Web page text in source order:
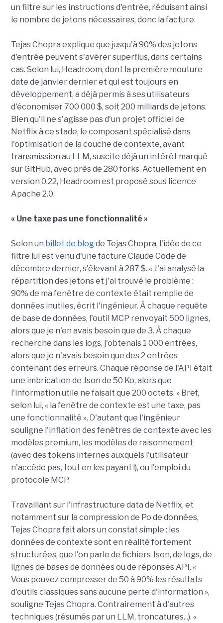
un filtre sur les instructions d'entrée, réduisant ainsi
le nombre de jetons nécessaires, donc la facture.
Tejas Chopra explique que jusqu'à 90% des jetons
d'entrée peuvent s'avérer superflus, dans certains
cas. Selon lui, Headroom, dont la première mouture
date de janvier dernier et qui est toujours en
développement, a déjà permis à ses utilisateurs
d'économiser 700 000 $, soit 200 milliards de jetons.
Bien qu'il ne s'agisse pas d'un projet officiel de
Netflix à ce stade, le composant spécialisé dans
l'optimisation de la couche de contexte, avant
transmission au LLM, suscite déjà un intérêt marqué
sur GitHub, avec près de 280 forks. Actuellement en
version 0.22, Headroom est proposé sous licence
Apache 2.0.
« Une taxe pas une fonctionnalité »
Selon un billet de blogde Tejas Chopra, l'idée de ce
filtre lui est venu d'une facture Claude Code de
décembre dernier, s'élevant à 287 $. « J'ai analysé la
répartition des jetons et j'ai trouvé le problème :
90% de ma fenêtre de contexte était remplie de
données inutiles, écrit l'ingénieur. À chaque requête
de base de données, l'outil MCP renvoyait 500 lignes,
alors que je n'en avais besoin que de 3. À chaque
recherche dans les logs, j'obtenais 1 000 entrées,
alors que je n'avais besoin que des 2 entrées
contenant des erreurs. Chaque réponse de l'API était
une imbrication de Json de 50 Ko, alors que
l'information utile ne faisait que 200 octets. » Bref,
selon lui, « la fenêtre de contexte est une taxe, pas
une fonctionnalité ». D'autant que l'ingénieur
souligne l'inflation des fenêtres de contexte avec les
modèles premium, les modèles de raisonnement
(avec des tokens internes auxquels l'utilisateur
n'accède pas, tout en les payant !), ou l'emploi du
protocole MCP.
Travaillant sur l'infrastructure data de Netflix, et
notamment sur la compression de Po de données,
Tejas Chopra fait alors un constat simple : les
données de contexte sont en réalité fortement
structurées, que l'on parle de fichiers Json, de logs, de
lignes de bases de données ou de réponses API. «
Vous pouvez compresser de 50 à 90% les résultats
d'outils classiques sans aucune perte d'information »,
souligne Tejas Chopra. Contrairement à d'autres
techniques (résumés par un LLM, troncatures...). «